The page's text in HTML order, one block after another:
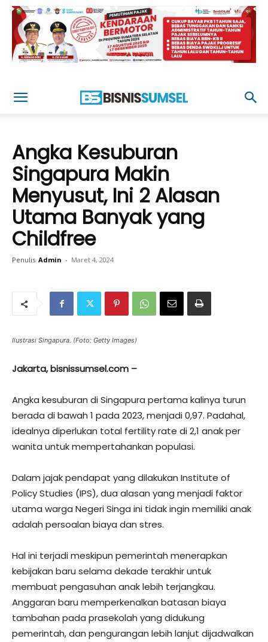
Angka Kesuburan
Singapura Makin
Menyusut, Ini 2 Alasan
Utama Banyak yang
Childfree
Penulis Admin - Maret 4, 2024
Ilustrasi Singapura. (Foto: Getty Images)
Jakarta, bisnissumsel.com –
Angka kesuburan di Singapura pertama kalinya turun
berada di bawah 1 pada 2023, menjadi 0,97. Padahal,
idealnya diperlukan total fertility rate di 2,1 anak per
wanita untuk mempertahankan populasi.
Dalam jajak pendapat yang dilakukan Institute of
Policy Studies (IPS), dua alasan yang menjadi faktor
utama warga Negeri Singa ini tidak ingin memiliki anak
adalah persoalan biaya dan stres.
Hal ini terjadi meskipun pemerintah menerapkan
kebijakan baru selama dekade terakhir untuk
membuat pengasuhan anak lebih terjangkau.
Anggaran baru memperkenalkan batasan biaya
tambahan pada prasekolah yang didukung
pemerintah, dan pengurangan lebih lanjut dijadwalkan